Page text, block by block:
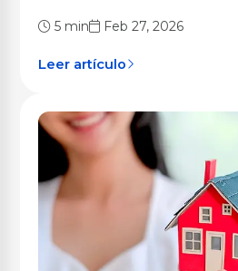
5 min Feb 27, 2026
Leer artículo